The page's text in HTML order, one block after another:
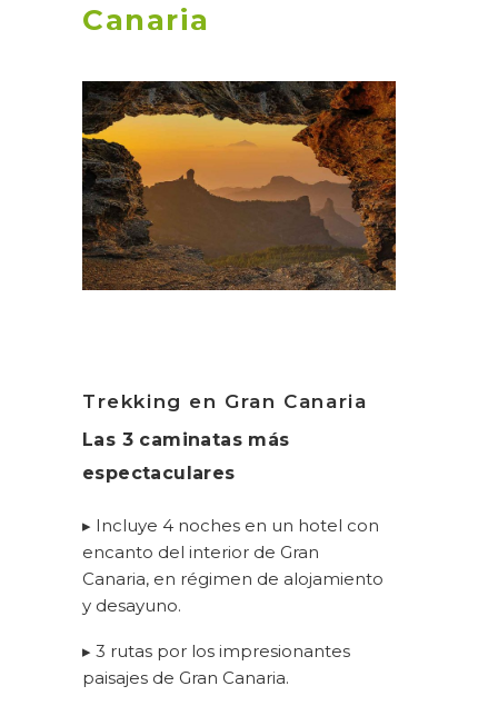
Canaria
Trekking en Gran Canaria
Las 3 caminatas más
espectaculares
▸ Incluye 4 noches en un hotel con
encanto del interior de Gran
Canaria, en régimen de alojamiento
y desayuno.
▸ 3 rutas por los impresionantes
paisajes de Gran Canaria.